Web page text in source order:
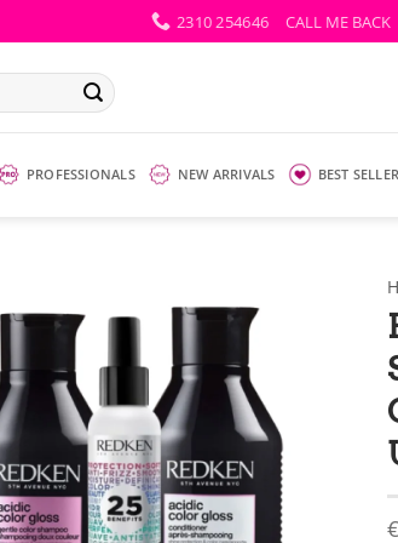
2310 254646 CALL ME BACK
PROFESSIONALS NEW ARRIVALS BEST
€